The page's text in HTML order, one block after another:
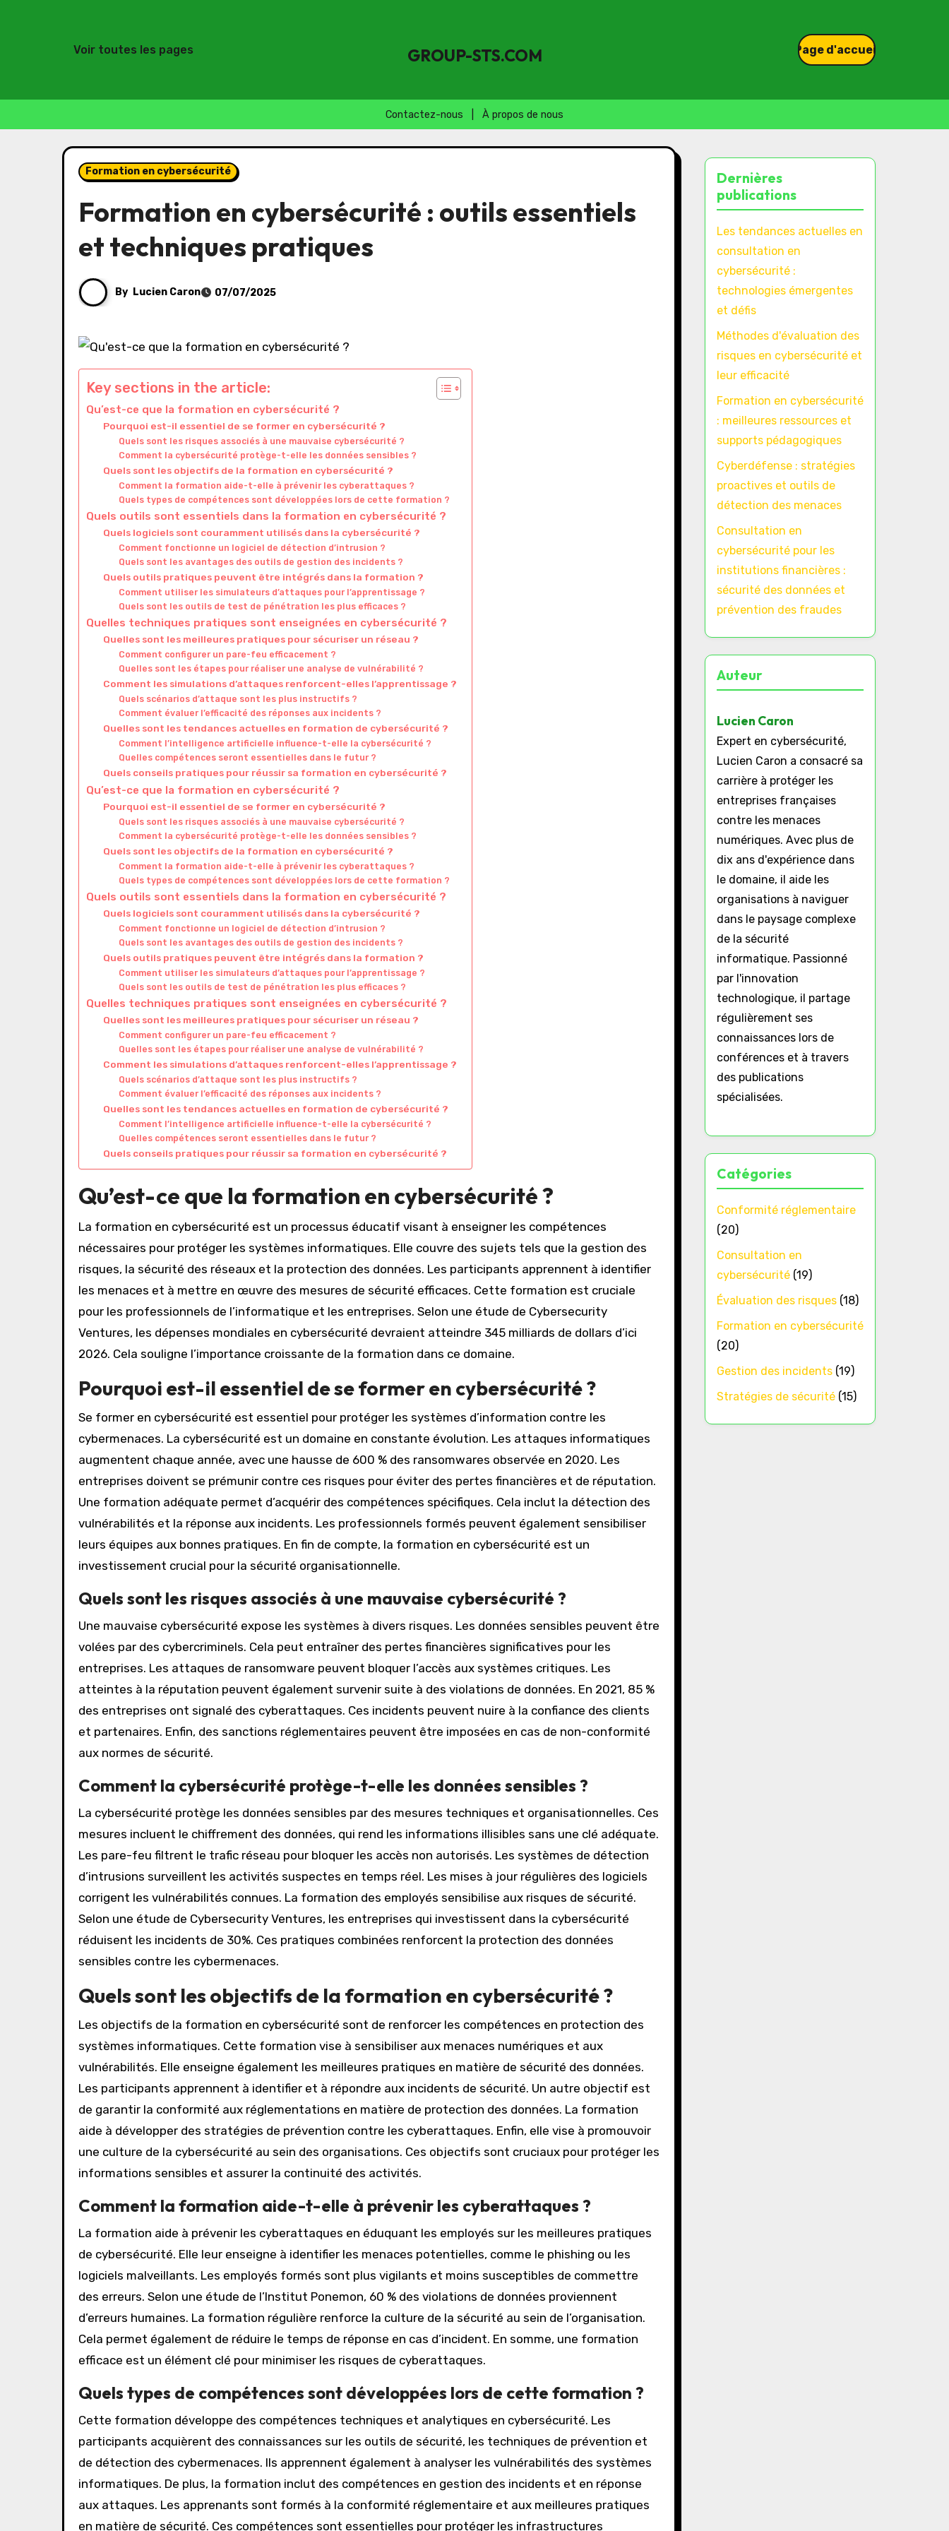
Voir toutes les pages GROUP-STS.COM Page d'accueil
Contactez-nous À propos de nous
Formation en cybersécurité
Formation en cybersécurité : outils essentiels
et techniques pratiques
By Lucien Caron 07/07/2025
Key sections in the article:
Qu’est-ce que la formation en cybersécurité ?
Pourquoi est-il essentiel de se former en cybersécurité ?
Quels sont les risques associés à une mauvaise cybersécurité ?
Comment la cybersécurité protège-t-elle les données sensibles ?
Quels sont les objectifs de la formation en cybersécurité ?
Comment la formation aide-t-elle à prévenir les cyberattaques ?
Quels types de compétences sont développées lors de cette formation ?
Quels outils sont essentiels dans la formation en cybersécurité ?
Quels logiciels sont couramment utilisés dans la cybersécurité ?
Comment fonctionne un logiciel de détection d’intrusion ?
Quels sont les avantages des outils de gestion des incidents ?
Quels outils pratiques peuvent être intégrés dans la formation ?
Comment utiliser les simulateurs d’attaques pour l’apprentissage ?
Quels sont les outils de test de pénétration les plus efficaces ?
Quelles techniques pratiques sont enseignées en cybersécurité ?
Quelles sont les meilleures pratiques pour sécuriser un réseau ?
Comment configurer un pare-feu efficacement ?
Quelles sont les étapes pour réaliser une analyse de vulnérabilité ?
Comment les simulations d’attaques renforcent-elles l’apprentissage ?
Quels scénarios d’attaque sont les plus instructifs ?
Comment évaluer l’efficacité des réponses aux incidents ?
Quelles sont les tendances actuelles en formation de cybersécurité ?
Comment l’intelligence artificielle influence-t-elle la cybersécurité ?
Quelles compétences seront essentielles dans le futur ?
Quels conseils pratiques pour réussir sa formation en cybersécurité ?
Qu’est-ce que la formation en cybersécurité ?
Pourquoi est-il essentiel de se former en cybersécurité ?
Quels sont les risques associés à une mauvaise cybersécurité ?
Comment la cybersécurité protège-t-elle les données sensibles ?
Quels sont les objectifs de la formation en cybersécurité ?
Comment la formation aide-t-elle à prévenir les cyberattaques ?
Quels types de compétences sont développées lors de cette formation ?
Quels outils sont essentiels dans la formation en cybersécurité ?
Quels logiciels sont couramment utilisés dans la cybersécurité ?
Comment fonctionne un logiciel de détection d’intrusion ?
Quels sont les avantages des outils de gestion des incidents ?
Quels outils pratiques peuvent être intégrés dans la formation ?
Comment utiliser les simulateurs d’attaques pour l’apprentissage ?
Quels sont les outils de test de pénétration les plus efficaces ?
Quelles techniques pratiques sont enseignées en cybersécurité ?
Quelles sont les meilleures pratiques pour sécuriser un réseau ?
Comment configurer un pare-feu efficacement ?
Quelles sont les étapes pour réaliser une analyse de vulnérabilité ?
Comment les simulations d’attaques renforcent-elles l’apprentissage ?
Quels scénarios d’attaque sont les plus instructifs ?
Comment évaluer l’efficacité des réponses aux incidents ?
Quelles sont les tendances actuelles en formation de cybersécurité ?
Comment l’intelligence artificielle influence-t-elle la cybersécurité ?
Quelles compétences seront essentielles dans le futur ?
Quels conseils pratiques pour réussir sa formation en cybersécurité ?
Qu’est-ce que la formation en cybersécurité ?
La formation en cybersécurité est un processus éducatif visant à enseigner les compétences
nécessaires pour protéger les systèmes informatiques. Elle couvre des sujets tels que la gestion des
risques, la sécurité des réseaux et la protection des données. Les participants apprennent à identifier
les menaces et à mettre en œuvre des mesures de sécurité efficaces. Cette formation est cruciale
pour les professionnels de l’informatique et les entreprises. Selon une étude de Cybersecurity
Ventures, les dépenses mondiales en cybersécurité devraient atteindre 345 milliards de dollars d’ici
2026. Cela souligne l’importance croissante de la formation dans ce domaine.
Pourquoi est-il essentiel de se former en cybersécurité ?
Se former en cybersécurité est essentiel pour protéger les systèmes d’information contre les
cybermenaces. La cybersécurité est un domaine en constante évolution. Les attaques informatiques
augmentent chaque année, avec une hausse de 600 % des ransomwares observée en 2020. Les
entreprises doivent se prémunir contre ces risques pour éviter des pertes financières et de réputation.
Une formation adéquate permet d’acquérir des compétences spécifiques. Cela inclut la détection des
vulnérabilités et la réponse aux incidents. Les professionnels formés peuvent également sensibiliser
leurs équipes aux bonnes pratiques. En fin de compte, la formation en cybersécurité est un
investissement crucial pour la sécurité organisationnelle.
Quels sont les risques associés à une mauvaise cybersécurité ?
Une mauvaise cybersécurité expose les systèmes à divers risques. Les données sensibles peuvent être
volées par des cybercriminels. Cela peut entraîner des pertes financières significatives pour les
entreprises. Les attaques de ransomware peuvent bloquer l’accès aux systèmes critiques. Les
atteintes à la réputation peuvent également survenir suite à des violations de données. En 2021, 85 %
des entreprises ont signalé des cyberattaques. Ces incidents peuvent nuire à la confiance des clients
et partenaires. Enfin, des sanctions réglementaires peuvent être imposées en cas de non-conformité
aux normes de sécurité.
Comment la cybersécurité protège-t-elle les données sensibles ?
La cybersécurité protège les données sensibles par des mesures techniques et organisationnelles. Ces
mesures incluent le chiffrement des données, qui rend les informations illisibles sans une clé adéquate.
Les pare-feu filtrent le trafic réseau pour bloquer les accès non autorisés. Les systèmes de détection
d’intrusions surveillent les activités suspectes en temps réel. Les mises à jour régulières des logiciels
corrigent les vulnérabilités connues. La formation des employés sensibilise aux risques de sécurité.
Selon une étude de Cybersecurity Ventures, les entreprises qui investissent dans la cybersécurité
réduisent les incidents de 30%. Ces pratiques combinées renforcent la protection des données
sensibles contre les cybermenaces.
Quels sont les objectifs de la formation en cybersécurité ?
Les objectifs de la formation en cybersécurité sont de renforcer les compétences en protection des
systèmes informatiques. Cette formation vise à sensibiliser aux menaces numériques et aux
vulnérabilités. Elle enseigne également les meilleures pratiques en matière de sécurité des données.
Les participants apprennent à identifier et à répondre aux incidents de sécurité. Un autre objectif est
de garantir la conformité aux réglementations en matière de protection des données. La formation
aide à développer des stratégies de prévention contre les cyberattaques. Enfin, elle vise à promouvoir
une culture de la cybersécurité au sein des organisations. Ces objectifs sont cruciaux pour protéger les
informations sensibles et assurer la continuité des activités.
Comment la formation aide-t-elle à prévenir les cyberattaques ?
La formation aide à prévenir les cyberattaques en éduquant les employés sur les meilleures pratiques
de cybersécurité. Elle leur enseigne à identifier les menaces potentielles, comme le phishing ou les
logiciels malveillants. Les employés formés sont plus vigilants et moins susceptibles de commettre
des erreurs. Selon une étude de l’Institut Ponemon, 60 % des violations de données proviennent
d’erreurs humaines. La formation régulière renforce la culture de la sécurité au sein de l’organisation.
Cela permet également de réduire le temps de réponse en cas d’incident. En somme, une formation
efficace est un élément clé pour minimiser les risques de cyberattaques.
Quels types de compétences sont développées lors de cette formation ?
Cette formation développe des compétences techniques et analytiques en cybersécurité. Les
participants acquièrent des connaissances sur les outils de sécurité, les techniques de prévention et
de détection des cybermenaces. Ils apprennent également à analyser les vulnérabilités des systèmes
informatiques. De plus, la formation inclut des compétences en gestion des incidents et en réponse
aux attaques. Les apprenants sont formés à la conformité réglementaire et aux meilleures pratiques
en matière de sécurité. Ces compétences sont essentielles pour protéger les infrastructures
Dernières
publications
Les tendances actuelles en
consultation en
cybersécurité :
technologies émergentes
et défis
Méthodes d'évaluation des
risques en cybersécurité et
leur efficacité
Formation en cybersécurité
: meilleures ressources et
supports pédagogiques
Cyberdéfense : stratégies
proactives et outils de
détection des menaces
Consultation en
cybersécurité pour les
institutions financières :
sécurité des données et
prévention des fraudes
Auteur
Lucien Caron
Expert en cybersécurité,
Lucien Caron a consacré sa
carrière à protéger les
entreprises françaises
contre les menaces
numériques. Avec plus de
dix ans d'expérience dans
le domaine, il aide les
organisations à naviguer
dans le paysage complexe
de la sécurité
informatique. Passionné
par l'innovation
technologique, il partage
régulièrement ses
connaissances lors de
conférences et à travers
des publications
spécialisées.
Catégories
Conformité réglementaire
(20)
Consultation en
cybersécurité (19)
Évaluation des risques (18)
Formation en cybersécurité
(20)
Gestion des incidents (19)
Stratégies de sécurité (15)